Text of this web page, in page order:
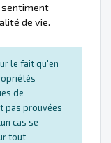
sentiment
de vie.
le fait qu'en
de
pas prouvées
cas se
tout